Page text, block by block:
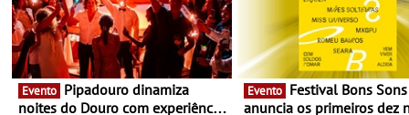
Evento
noites do Douro com experiência
Evento
anuncia os primeiros dez